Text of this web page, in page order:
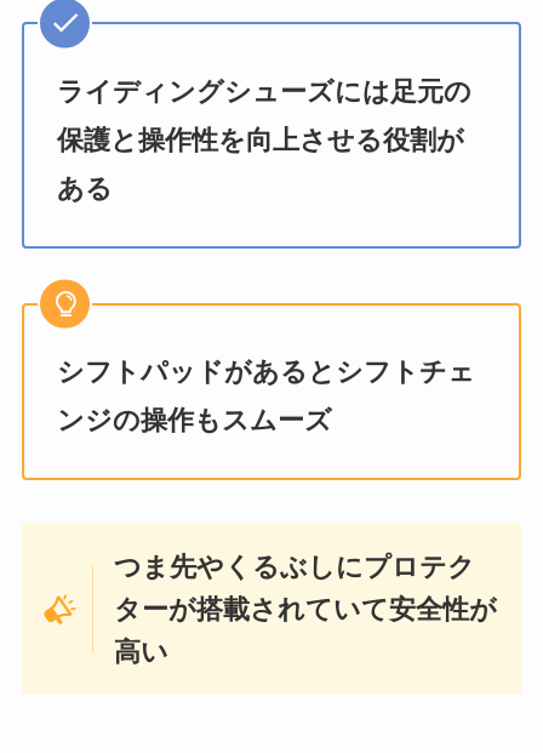
ライディングシューズには足元の
保護と操作性を向上させる役割が
ある
シフトパッドがあるとシフトチェ
ンジの操作もスムーズ
つま先やくるぶしにプロテク
ターが搭載されていて安全性が
高い